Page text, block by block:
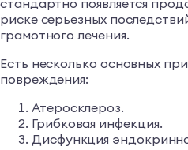
стандартно появляется
риске серьезных
грамотного лечения.
Есть несколько основных
повреждения:
Атеросклероз.
Грибковая инфекция.
Дисфункция